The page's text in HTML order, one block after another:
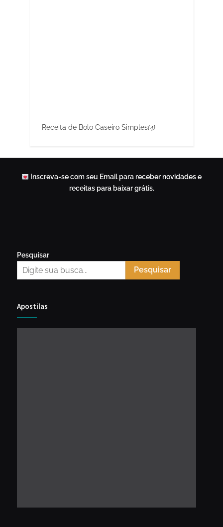
Receita de Bolo Caseiro Simples(4)
Inscreva-se com seu Email para receber novidades e
receitas para baixar grátis.
Pesquisar
Pesquisar
Apostilas